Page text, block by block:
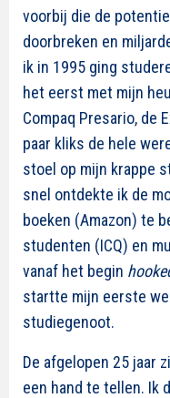
voorbij die de
doorbreken en
ik in 1995 ging
het eerst met mijn
Compaq Presario, de
paar kliks de hele
stoel op mijn krappe
snel ontdekte ik de
boeken (Amazon) te
studenten (ICQ) en
vanaf het begin
startte mijn eerste
studiegenoot.
De afgelopen 25 jaar
een hand te tellen. Ik